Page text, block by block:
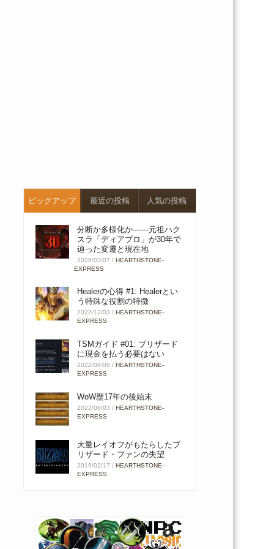
ピックアップ 最近の投稿 人気の投稿
分断か多様化か――元祖ハク
スラ「ディアブロ」が30年で
辿った変遷と現在地
2026/03/07 /HEARTHSTONE-
EXPRESS
Healerの心得 #1: Healerとい
う特殊な役割の特徴
2022/12/03 / HEARTHSTONE-
EXPRESS
TSMガイド #01: ブリザード
に現金を払う必要はない
2022/08/05 /HEARTHSTONE-
EXPRESS
WoW歴17年の後始末
2022/08/03 /HEARTHSTONE-
EXPRESS
大量レイオフがもたらしたブ
リザード・ファンの失望
2019/02/17 /HEARTHSTONE-
EXPRESS